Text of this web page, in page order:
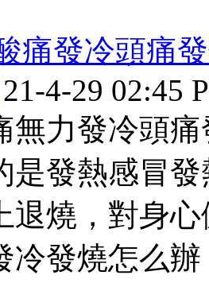
痛發冷頭痛
21-4-29 02:45
無力發冷頭
是發熱感冒
退燒，對身
冷發燒怎么